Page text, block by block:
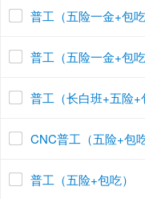
普工（五险一金+包吃
普工（五险一金+包吃
普工（长白班+五险+
CNC普工（五险+包吃
普工（五险+包吃）